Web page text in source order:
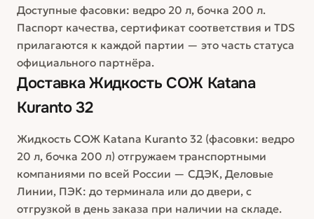
Доступные фасовки: ведро 20 л, бочка 200 л.
Паспорт качества, сертификат соответствия и TDS
прилагаются к каждой партии — это часть статуса
официального партнёра.
ДоставкаЖидкость СОЖ Katana
Kuranto 32
Жидкость СОЖ Katana Kuranto 32 (фасовки: ведро
20 л, бочка 200 л) отгружаем транспортными
компаниями по всей России — СДЭК, Деловые
Линии, ПЭК: до терминала или до двери, с
отгрузкой в день заказа при наличии на складе.